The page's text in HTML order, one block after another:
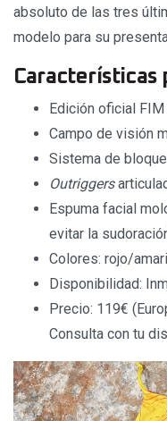
absoluto de las tres
modelo para su
Características
Edición oficial
Campo de visión
Sistema de
Outriggers
Espuma facial
evitar la
Colores: rojo/
Disponibilidad:
Precio: 119€
Consulta con tu